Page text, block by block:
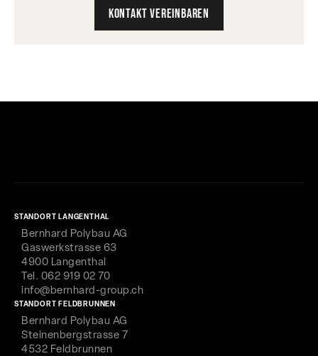
Kontakt vereinbaren
STANDORT LANGENTHAL
Bernhard Polybau AG
Gaswerkstrasse 63
4900 Langenthal
Tel. 062 919 02 70
info@bernhard-group.ch
STANDORT FELDBRUNNEN
Bernhard Polybau AG
Steinenbergstrasse 7
4532 Feldbrunnen